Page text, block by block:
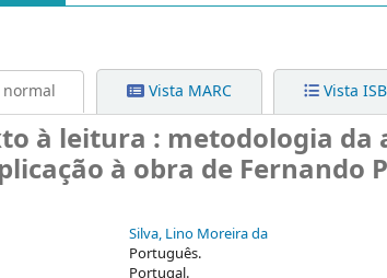
Vista MARC Vista
à leitura : metodologia
à obra de Fernando
Silva, Lino Moreira da
Português.
Portugal.